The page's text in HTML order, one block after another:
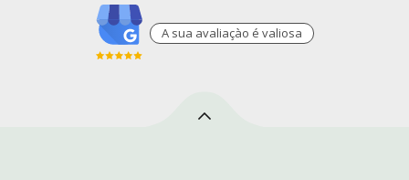
A sua avaliaçào é valiosa